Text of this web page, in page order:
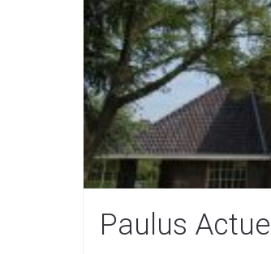
Paulus